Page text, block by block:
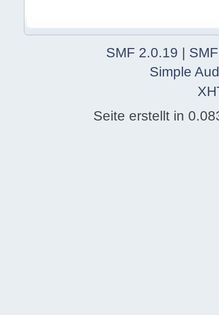
SMF 2.0.19 |
Simple
Seite erstellt in